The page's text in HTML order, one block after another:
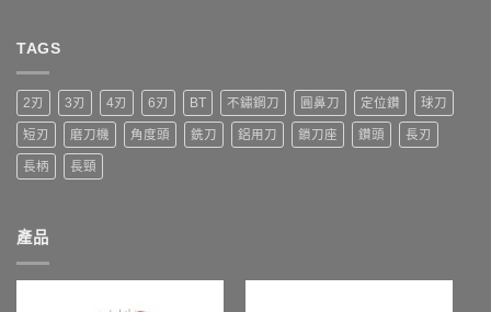
TAGS
2刃 3刃 4刃 6刃 BT 不鏽鋼刀 圓鼻刀 定位鑽 球刀
短刃 磨刀機 角度頭 銑刀 鋁用刀 鎖刀座 鑽頭 長刃
長柄 長頸
產品